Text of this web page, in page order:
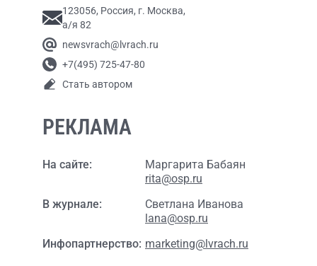
123056, Россия, г. Москва,
а/я 82
newsvrach@lvrach.ru
+7(495) 725-47-80
Стать автором
РЕКЛАМА
На сайте:
Маргарита Бабаян
rita@osp.ru
В журнале:
Светлана Иванова
lana@osp.ru
Инфопартнерство: marketing@lvrach.ru